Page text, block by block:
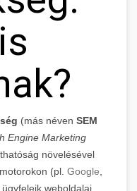
(más néven SEM
Engine Marketing
növelésével
(pl. Google
weboldalai